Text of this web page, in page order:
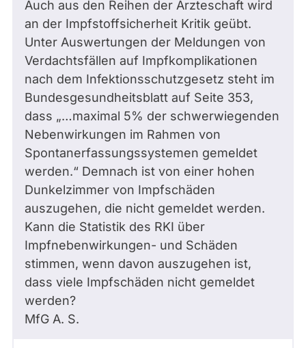
Auch aus den Reihen der Ärzteschaft wird
an der Impfstoffsicherheit Kritik geübt.
Unter Auswertungen der Meldungen von
Verdachtsfällen auf Impfkomplikationen
nach dem Infektionsschutzgesetz steht im
Bundesgesundheitsblatt auf Seite 353,
dass „…maximal 5% der schwerwiegenden
Nebenwirkungen im Rahmen von
Spontanerfassungssystemen gemeldet
werden.“ Demnach ist von einer hohen
Dunkelzimmer von Impfschäden
auszugehen, die nicht gemeldet werden.
Kann die Statistik des RKI über
Impfnebenwirkungen- und Schäden
stimmen, wenn davon auszugehen ist,
dass viele Impfschäden nicht gemeldet
werden?
MfG A. S.